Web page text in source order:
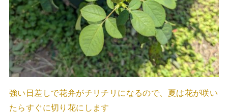
強い日差しで花弁がチリチリになるので、夏は花が咲い
たらすぐに切り花にします